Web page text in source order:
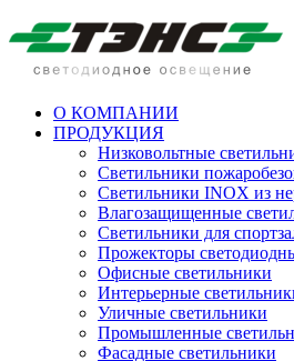
О КОМПАНИИ
ПРОДУКЦИЯ
Низковольтные
Cветильники
Светильники INOX из
Влагозащищенные
Светильники для
Прожекторы
Офисные светильники
Интерьерные
Уличные светильники
Промышленные
Фасадные светильники